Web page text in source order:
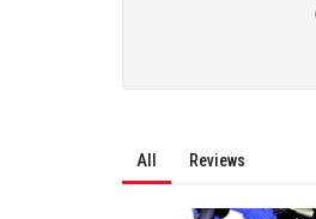
All Reviews